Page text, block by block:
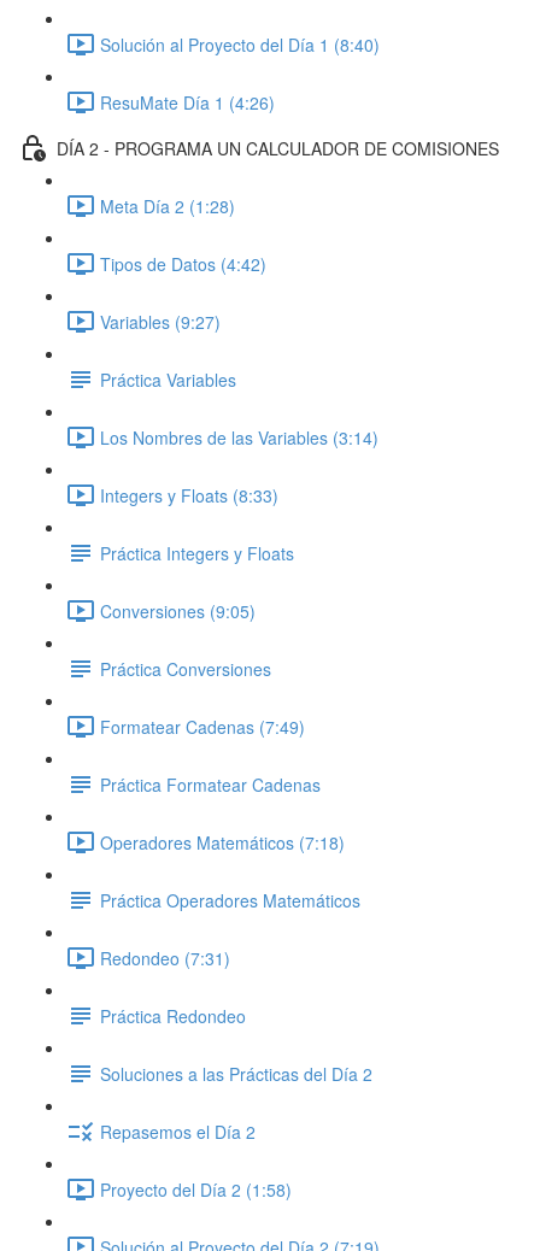
Solución al Proyecto del Día 1 (8:40)
ResuMate Día 1 (4:26)
DÍA 2 - PROGRAMA UN CALCULADOR DE COMISIONES
Meta Día 2 (1:28)
Tipos de Datos (4:42)
Variables (9:27)
Práctica Variables
Los Nombres de las Variables (3:14)
Integers y Floats (8:33)
Práctica Integers y Floats
Conversiones (9:05)
Práctica Conversiones
Formatear Cadenas (7:49)
Práctica Formatear Cadenas
Operadores Matemáticos (7:18)
Práctica Operadores Matemáticos
Redondeo (7:31)
Práctica Redondeo
Soluciones a las Prácticas del Día 2
Repasemos el Día 2
Proyecto del Día 2 (1:58)